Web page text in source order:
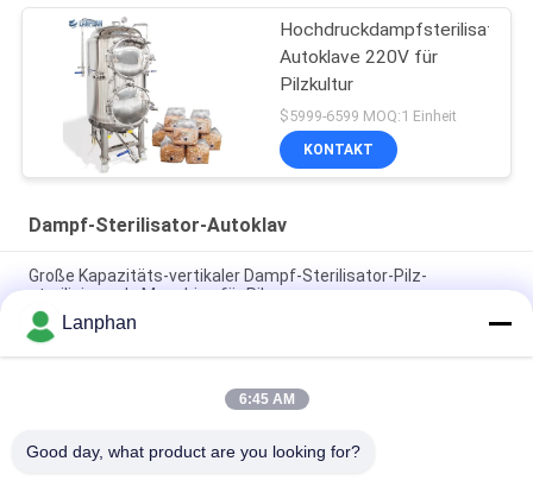
Hochdruckdampfsterilisator
Autoklave 220V für
Pilzkultur
$5999-6599 MOQ:1 Einheit
KONTAKT
Dampf-Sterilisator-Autoklav
Große Kapazitäts-vertikaler Dampf-Sterilisator-Pilz-
sterilisierende Maschine für Pilz
Hochtemperatur-Autoklaven Lebensmittel Dampfwasserbad
Sterilisator Medizinischer Autoklaven-Sterilisator
Wasserbad Vertikaler Gegendruck Retort Autoklave für
Lanphan
6:45 AM
Good day, what product are you looking for?